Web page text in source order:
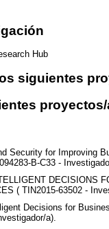
Hub
siguientes
Security for Improving
B-C33 -
DECISIONS
( TIN2015-63502 -
Decisions for
a).